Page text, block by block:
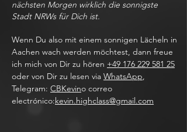
nächsten Morgen wirklich die sonnigste
Stadt NRWs für Dich ist.
Wenn Du also mit einem sonnigen Lächeln in
Aachen wach werden möchtest, dann freue
ich mich von Dir zu hören +49 176 229 581 25
oder von Dir zu lesen via WhatsApp,
Telegram: CBKevino correo
electrónico:kevin.highclass@gmail.com